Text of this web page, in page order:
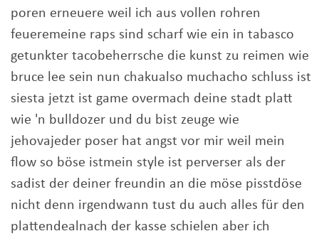
poren erneuere weil ich aus vollen rohren
feueremeine raps sind scharf wie ein in tabasco
getunkter tacobeherrsche die kunst zu reimen wie
bruce lee sein nun chakualso muchacho schluss ist
siesta jetzt ist game overmach deine stadt platt
wie 'n bulldozer und du bist zeuge wie
jehovajeder poser hat angst vor mir weil mein
flow so böse istmein style ist perverser als der
sadist der deiner freundin an die möse pisstdöse
nicht denn irgendwann tust du auch alles für den
plattendealnach der kasse schielen aber ich